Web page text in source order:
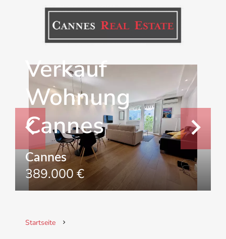
Verkauf
Wohnung
Cannes
Cannes
389.000 €
Startseite